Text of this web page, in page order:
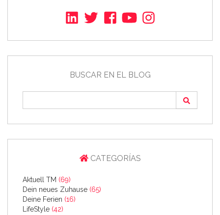
BUSCAR EN EL BLOG
CATEGORÍAS
Aktuell TM (69)
Dein neues Zuhause (65)
Deine Ferien (16)
LifeStyle (42)